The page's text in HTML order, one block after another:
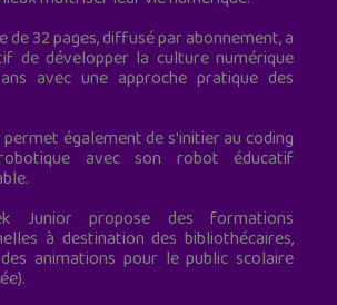
de 32 pages, diffusé par abonnement, a
de développer la culture numérique
avec une approche pratique des
permet également de s'initier au coding
avec son robot éducatif
Junior propose des formations
à destination des bibliothécaires,
animations pour le public scolaire